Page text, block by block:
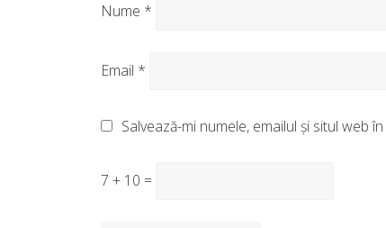
Nume *
Email *
Salvează-mi numele, emailul și situl web
7 + 10 =